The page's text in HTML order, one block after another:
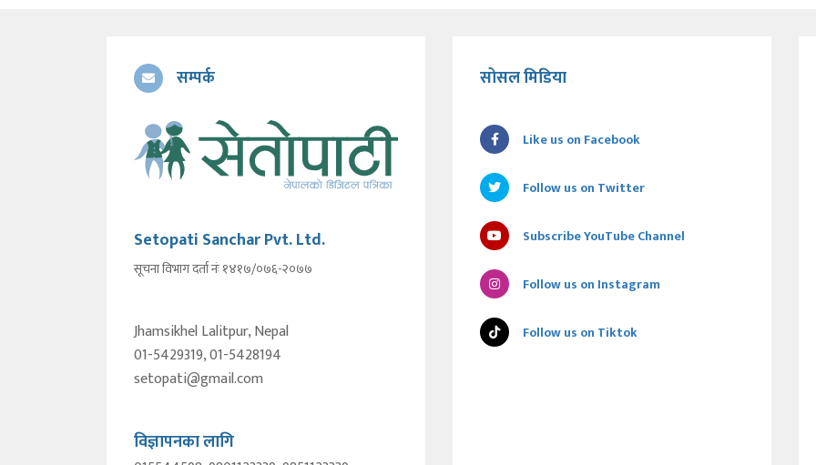
सम्पर्क
Setopati Sanchar Pvt. Ltd.
सूचना विभाग दर्ता नंः १४१७/०७६-२०७७
Jhamsikhel Lalitpur, Nepal
01-5429319, 01-5428194
setopati@gmail.com
विज्ञापनका लागि
सोसल मिडिया
Like us on Facebook
Follow us on Twitter
Subscribe YouTube Channel
Follow us on Instagram
Follow us on Tiktok